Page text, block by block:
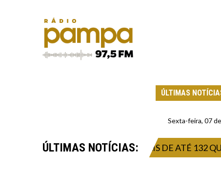
ÚLTIMAS
Sexta-feira, 07
ÚLTIMAS NOTÍCIAS:
INTENSO E VENDAVAIS DE ATÉ 132